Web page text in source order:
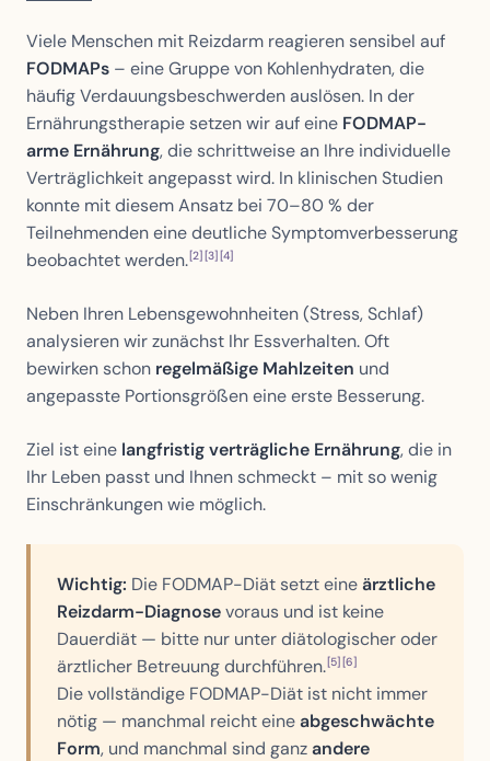
Viele Menschen mit Reizdarm reagieren sensibel auf
FODMAPs – eine Gruppe von Kohlenhydraten, die
häufig Verdauungsbeschwerden auslösen. In der
Ernährungstherapie setzen wir auf eine FODMAP-
arme Ernährung, die schrittweise an Ihre individuelle
Verträglichkeit angepasst wird. In klinischen Studien
konnte mit diesem Ansatz bei 70–80 % der
Teilnehmenden eine deutliche Symptomverbesserung
beobachtet werden.[2] [3] [4]
Neben Ihren Lebensgewohnheiten (Stress, Schlaf)
analysieren wir zunächst Ihr Essverhalten. Oft
bewirken schon regelmäßige Mahlzeiten und
angepasste Portionsgrößen eine erste Besserung.
Ziel ist eine langfristig verträgliche Ernährung, die in
Ihr Leben passt und Ihnen schmeckt – mit so wenig
Einschränkungen wie möglich.
Wichtig: Die FODMAP-Diät setzt eineärztliche
Reizdarm-Diagnosevoraus und ist keine
Dauerdiät — bitte nur unter diätologischer oder
ärztlicher Betreuung durchführen.[5] [6]
Die vollständige FODMAP-Diät ist nicht immer
nötig — manchmal reicht eineabgeschwächte
Form, und manchmal sind ganzandere